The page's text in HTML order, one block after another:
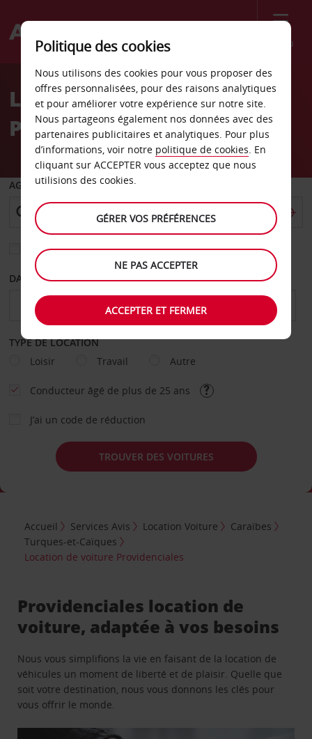
Menu
Welcome
AvisLocation de voiture
Providenciales
AGENCE DE DÉPART
Sélectionnez une autre agence de retour
DATE DE DÉPART DATE DE RETOUR
TYPE DE LOCATION
Loisir
Travail Autre
Conducteur âgé de plus de 25 ans
J’ai un code de réduction
TROUVER DES VOITURES
Accueil Services Avis Location Voiture
Caraïbes
Turques-et-Caïques
Location de voiture Providenciales
Providenciales location de
voiture, adaptée à vos besoins
Nous vous simplifions la vie en faisant de la location de
véhicules un moment de liberté et de plaisir. Quelle que
soit votre destination, nous vous donnons les clés pour
vous offrir le monde.
Politique des cookies
Nous utilisons des cookies pour vous proposer des
offres personnalisées, pour des raisons analytiques
et pour améliorer votre expérience sur notre site.
Nous partageons également nos données avec des
partenaires publicitaires et analytiques. Pour plus
d’informations, voir notre politique de cookies. En
cliquant sur ACCEPTER vous acceptez que nous
utilisions des cookies.
GÉRER VOS PRÉFÉRENCES
NE PAS ACCEPTER
ACCEPTER ET FERMER